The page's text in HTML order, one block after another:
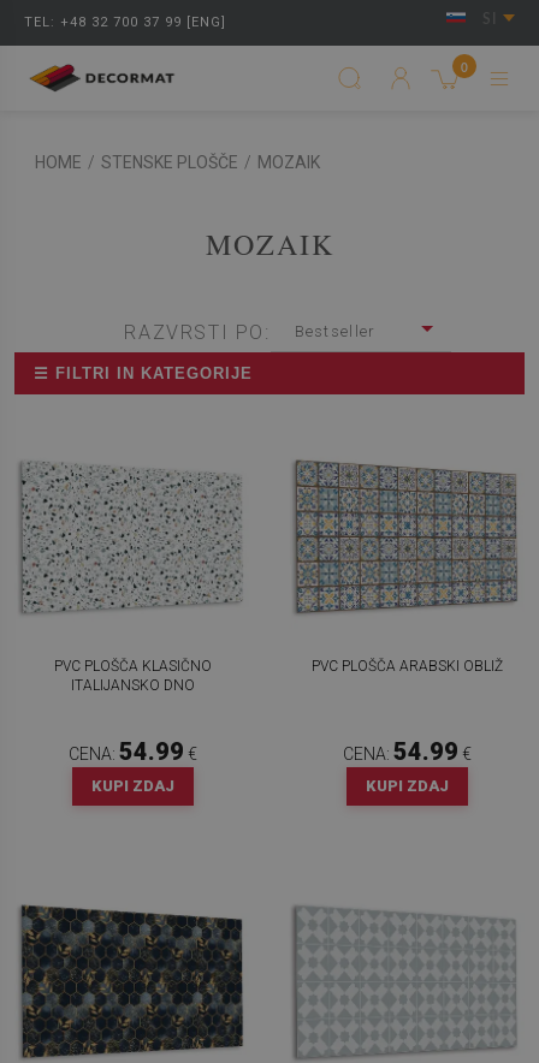
TEL: +48 32 700 37 99 [ENG] SI
0
HOME / STENSKE PLOŠČE / MOZAIK
MOZAIK
RAZVRSTI PO: Bestseller
☰ FILTRI IN KATEGORIJE
PVC PLOŠČA KLASIČNO
ITALIJANSKO DNO
CENA: 54.99 €
KUPI ZDAJ
PVC PLOŠČA ARABSKI OBLIŽ
CENA: 54.99 €
KUPI ZDAJ